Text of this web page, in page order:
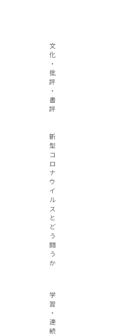
文
化
・
批
評
・
書
評
新
型
コ
ロ
ナ
ウ
イ
ル
ス
と
ど
う
闘
う
か
学
習
・
連
続